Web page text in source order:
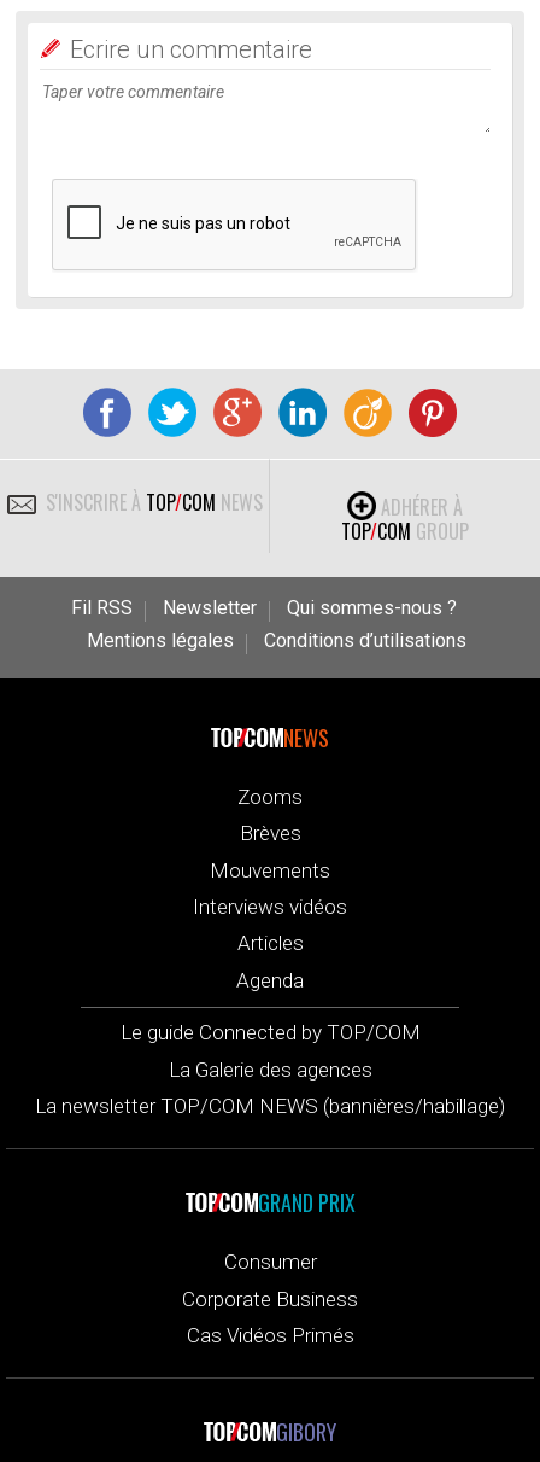
Ecrire un commentaire
S'INSCRIRE À TOP/COM NEWS
ADHÉRER À
TOP/COM GROUP
Fil RSS Newsletter
Qui sommes-nous ?
Mentions légales
Conditions d’utilisations
NEWS
Zooms
Brèves
Mouvements
Interviews vidéos
Articles
Agenda
Le guide Connected by TOP/COM
La Galerie des agences
La newsletter TOP/COM NEWS (bannières/habillage)
GRAND PRIX
Consumer
Corporate Business
Cas Vidéos Primés
GIBORY